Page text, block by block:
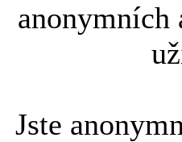
anonymních
Jste